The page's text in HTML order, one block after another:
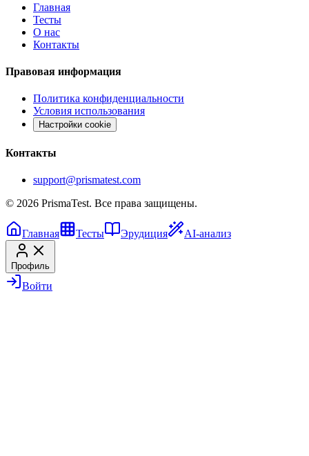
Главная
Тесты
О нас
Контакты
Правовая информация
Политика конфиденциальности
Условия использования
Настройки cookie
Контакты
support@prismatest.com
© 2026 PrismaTest. Все права защищены.
Главная Тесты Эрудиция AI-анализ
Профиль
Войти